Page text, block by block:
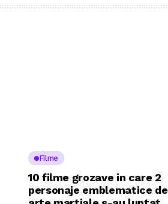
Filme
10 filme grozave in care 2
personaje emblematice de